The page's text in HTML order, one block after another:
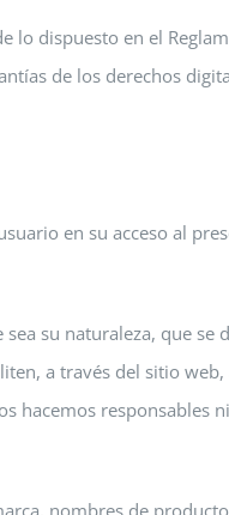
dispuesto en el
de los derechos
en su acceso al
su naturaleza, que
a través del sitio
hacemos responsables
nombres de